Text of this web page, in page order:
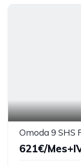
Omoda 9 SHS
621€/